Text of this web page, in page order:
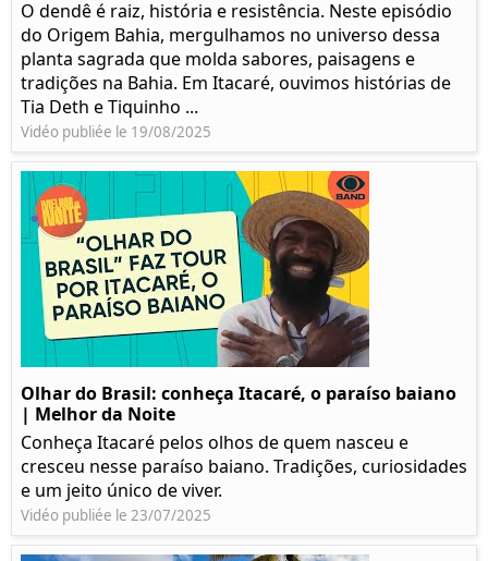
O dendê é raiz, história e resistência. Neste episódio
do Origem Bahia, mergulhamos no universo dessa
planta sagrada que molda sabores, paisagens e
tradições na Bahia. Em Itacaré, ouvimos histórias de
Tia Deth e Tiquinho ...
Vidéo publiée le 19/08/2025
Olhar do Brasil: conheça Itacaré, o paraíso baiano
| Melhor da Noite
Conheça Itacaré pelos olhos de quem nasceu e
cresceu nesse paraíso baiano. Tradições, curiosidades
e um jeito único de viver.
Vidéo publiée le 23/07/2025